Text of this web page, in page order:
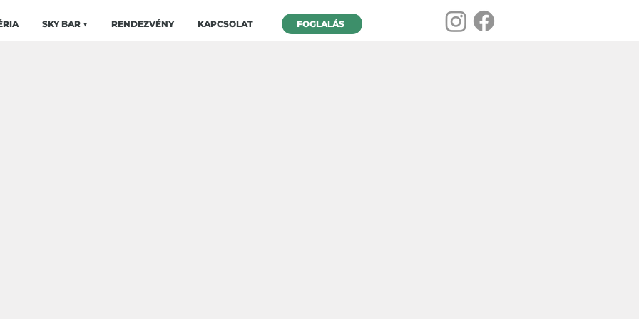
SKY BAR ▼ RENDEZVÉNY KAPCSOLAT FOGLALÁS